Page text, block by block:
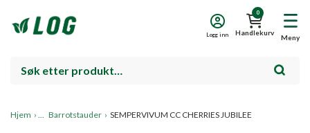
Meny
0
Handlekurv
Logg inn
Hjem › Barrotstauder › SEMPERVIVUM CC CHERRIES JUBILEE